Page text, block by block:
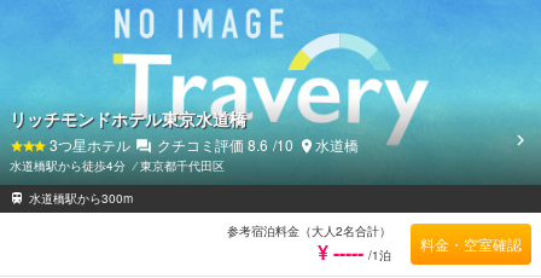
リッチモンドホテル東京水道橋
3つ星ホテル クチコミ評価 8.6 /10 水道橋
水道橋駅から徒歩4分 ⁄東京都千代田区
水道橋駅から300m
参考宿泊料金（大人2名合計）
¥ ----- /1泊
料金・空室確認